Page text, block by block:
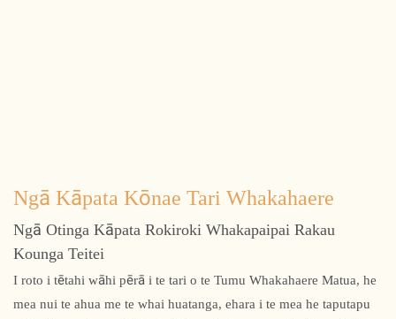
Ngā Kāpata Kōnae Tari Whakahaere
Ngā Otinga Kāpata Rokiroki Whakapaipai Rakau
Kounga Teitei
I roto i tētahi wāhi pērā i te tari o te Tumu Whakahaere Matua, he
mea nui te ahua me te whai huatanga, ehara i te mea he taputapu